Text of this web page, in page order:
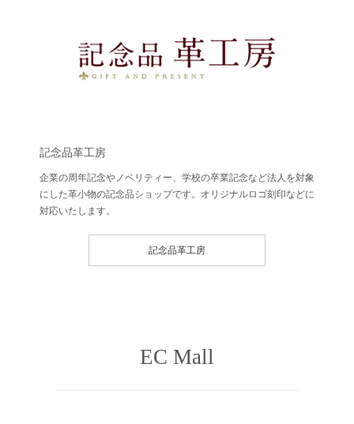
記念品革工房
企業の周年記念やノベリティー、学校の卒業記念など法人を対象
にした革小物の記念品ショップです。オリジナルロゴ刻印などに
対応いたします。
記念品革工房
EC Mall